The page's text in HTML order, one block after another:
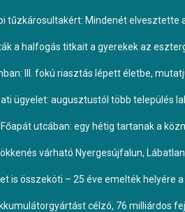
tűzkárosultakért: Mindenét elvesztette
a halfogás titkait a gyerekek az
III. fokú riasztás lépett életbe,
ügyelet: augusztustól több település
utcában: egy hétig tartanak a
várható Nyergesújfalun,
is összeköti – 25 éve emelték helyére
célzó, 76 milliárdos